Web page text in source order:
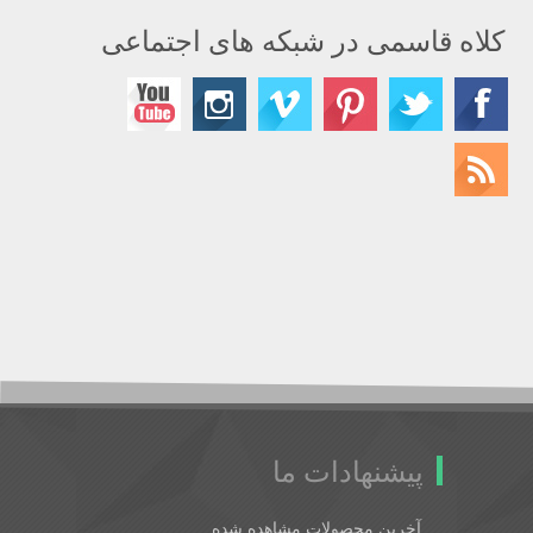
کلاه قاسمی در شبکه های اجتماعی
پیشنهادات ما
آخرین محصولات مشاهده شده